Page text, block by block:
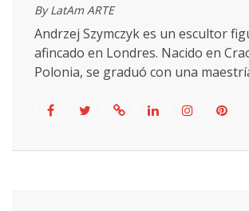
By LatAm ARTE
Andrzej Szymczyk es un escultor
afincado en Londres. Nacido en
Polonia, se graduó con una